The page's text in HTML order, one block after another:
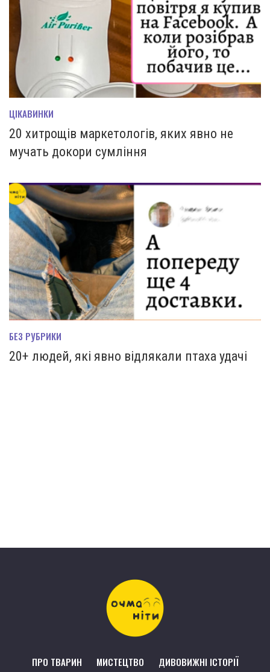
ЦІКАВИНКИ
20 хитрощів маркетологів, яких явно не
мучать докори сумління
БЕЗ РУБРИКИ
20+ людей, які явно відлякали птаха удачі
ПРО ТВАРИН МИСТЕЦТВО ДИВОВИЖНІ ІСТОРІЇ